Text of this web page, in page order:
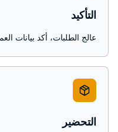
التأكيد
عالج الطلبات، أكد بيانات
التحضير